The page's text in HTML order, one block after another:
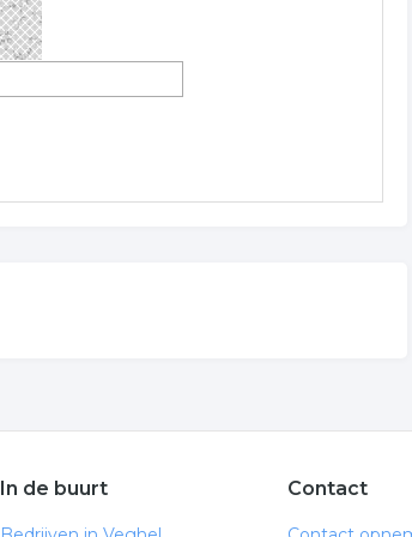
In de buurt Contact